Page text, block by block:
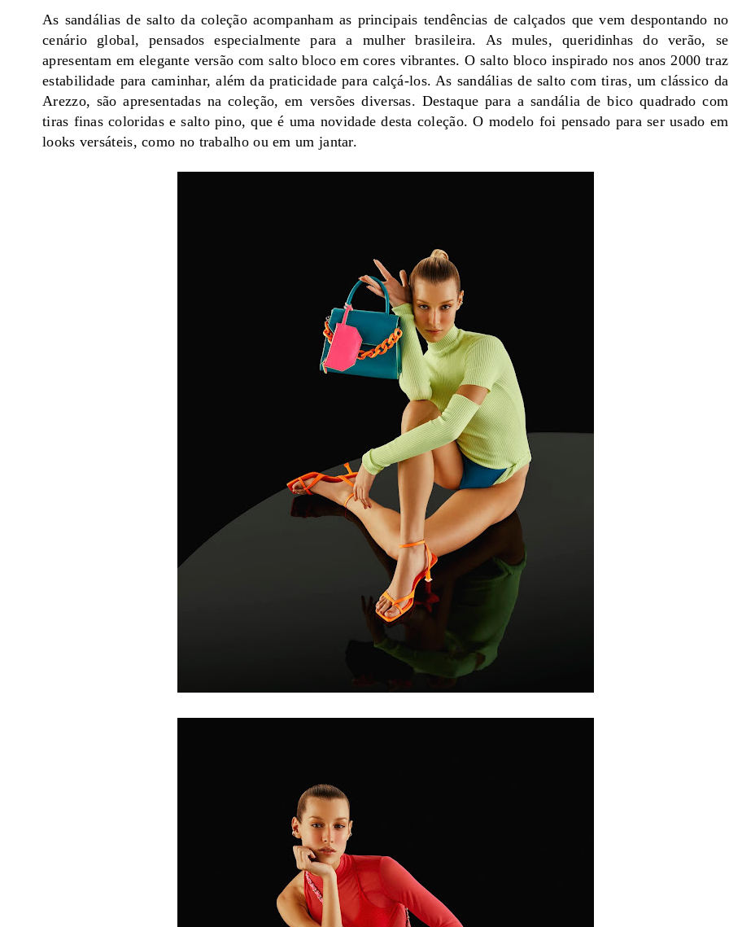
As sandálias de salto da coleção acompanham as principais tendências de calçados que vemdespontando no
cenário global, pensados especialmente para a mulher brasileira. As mules,queridinhas do verão, se
apresentam em elegante versão com salto bloco em cores vibrantes. O salto bloco inspirado nos anos 2000 traz
estabilidade para caminhar, além da praticidade para calçá-los. As sandálias de salto com tiras, um clássico da
Arezzo, são apresentadas na coleção, em versões diversas. Destaque para a sandália de bico quadrado com
tiras finas coloridas e salto pino, que é uma novidadedesta coleção. O modelo foi pensado para ser usado em
looks versáteis, como no trabalho ou em um jantar.